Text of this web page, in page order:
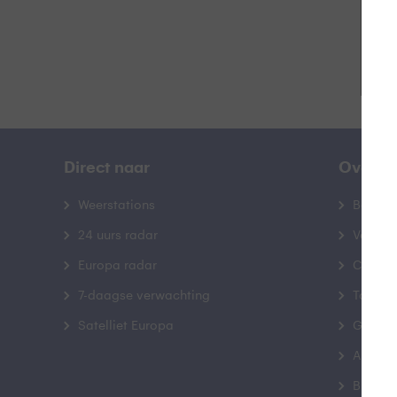
Direct naar
Weerstations
24 uurs radar
Europa radar
7-daagse verwachting
Satelliet Europa
Over
Contact